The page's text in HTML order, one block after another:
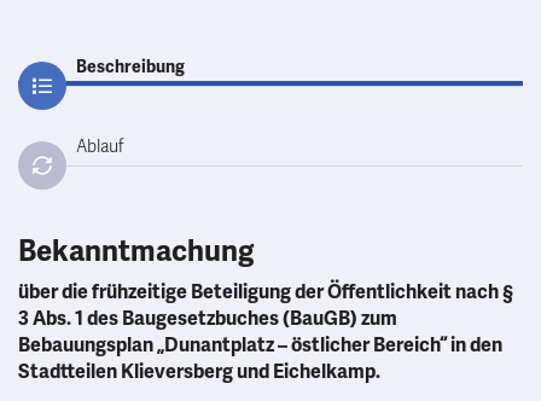
Beschreibung
Ablauf
Bekanntmachung
über die frühzeitige Beteiligung der Öffentlichkeit nach §
3 Abs. 1 des Baugesetzbuches (BauGB) zum
Bebauungsplan „Dunantplatz – östlicher Bereich“ in den
Stadtteilen Klieversberg und Eichelkamp.